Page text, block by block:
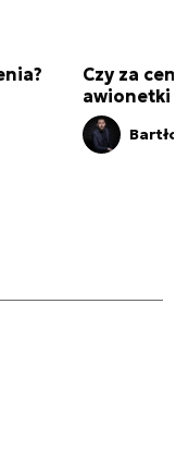
Czy za
awionetki